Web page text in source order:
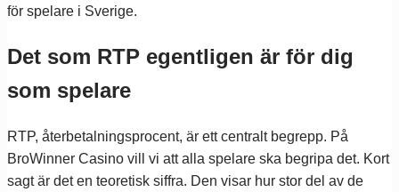
för spelare i Sverige.
Det som RTP egentligen är för dig
som spelare
RTP, återbetalningsprocent, är ett centralt begrepp. På
BroWinner Casino vill vi att alla spelare ska begripa det. Kort
sagt är det en teoretisk siffra. Den visar hur stor del av de